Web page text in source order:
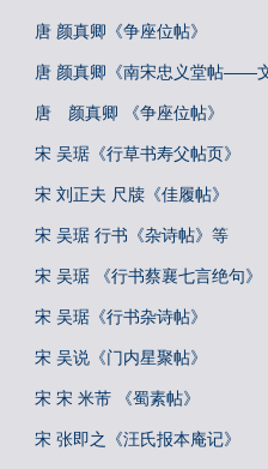
唐 颜真卿《争座位帖》
唐 颜真卿《南宋忠义堂帖——文
唐 颜真卿 《争座位帖》
宋 吴琚《行草书寿父帖页》
宋 刘正夫 尺牍《佳履帖》
宋 吴琚 行书《杂诗帖》等
宋 吴琚 《行书蔡襄七言绝句》
宋 吴琚《行书杂诗帖》
宋 吴说《门内星聚帖》
宋 宋 米芾 《蜀素帖》
宋 张即之《汪氏报本庵记》